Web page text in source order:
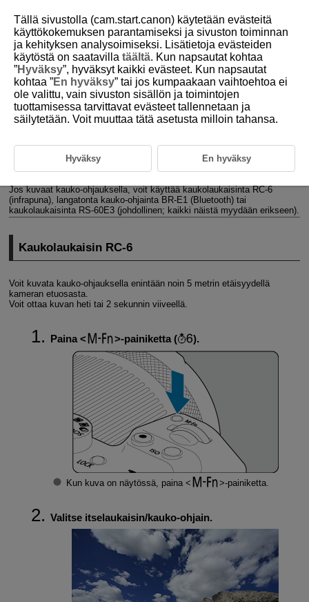
D180-133
Kuvaus kauko-ohjauksella
KaukolaukaisinRC-6
Langaton kauko-ohjainBR-E1
Jos kuvaat kauko-ohjauksella, voit käyttää kaukolaukaisinta RC-6
(infrapuna), langatonta kauko-ohjainta BR-E1 (Bluetooth) tai
kaukolaukaisinta RS-60E3(johdollinen; kaikki näistä myydään erikseen).
Kaukolaukaisin RC-6
Voit kuvata kauko-ohjauksella enintään noin 5 metrin etäisyydellä
kameran etuosasta.
Voit ottaa kuvan heti tai 2 sekunnin viiveellä.
Paina -painiketta ( ).
Kun kuva on näytössä, paina -painiketta.
Valitse itselaukaisin/kauko-ohjain.
Tällä sivustolla (cam.start.canon) käytetään evästeitä
käyttökokemuksen parantamiseksi ja sivuston toiminnan
ja kehityksen analysoimiseksi. Lisätietoja evästeiden
käytöstä on saatavilla täältä. Kun napsautat kohtaa
”Hyväksy”, hyväksyt kaikki evästeet. Kun napsautat
kohtaa ”En hyväksy” tai jos kumpaakaan vaihtoehtoa ei
ole valittu, vain sivuston sisällön ja toimintojen
tuottamisessa tarvittavat evästeet tallennetaan ja
säilytetään. Voit muuttaa tätä asetusta milloin tahansa.
Hyväksy En hyväksy